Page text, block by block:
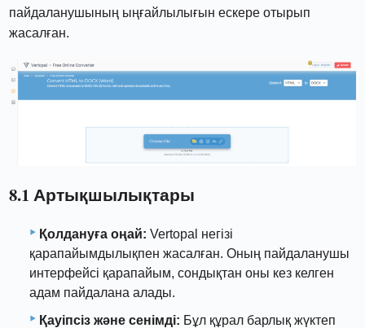
пайдаланушының ыңғайлылығын ескере отырып
жасалған.
8.1 Артықшылықтары
Қолдануға оңай: Vertopal негізі
қарапайымдылықпен жасалған. Оның пайдаланушы
интерфейсі қарапайым, сондықтан оны кез келген
адам пайдалана алады.
Қауіпсіз және сенімді: Бұл құрал барлық жүктеп